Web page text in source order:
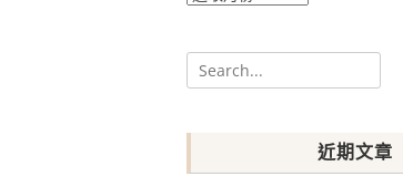
Search
for:
近期文章